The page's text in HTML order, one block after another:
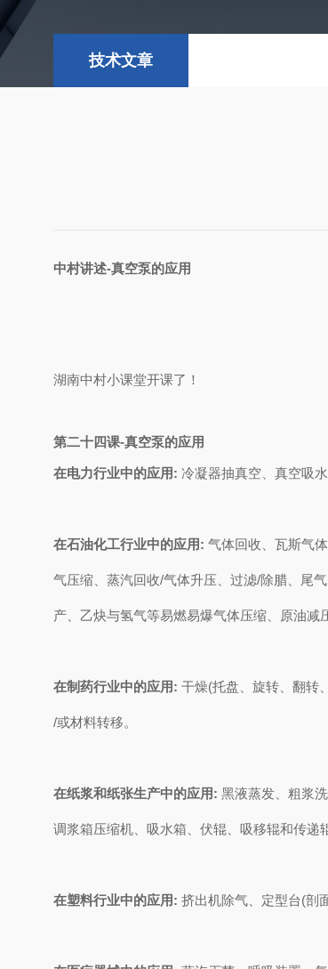
技术文章
中村讲述-真空泵的应用
湖南中村小课堂开课了！
第二十四课-真空泵的应用
在电力行业中的应用: 冷凝器抽真空、真空吸
在石油化工行业中的应用: 气体回收、瓦斯气
气压缩、蒸汽回收/气体升压、过滤/除腊、尾
产、乙炔与氢气等易燃易爆气体压缩、原油减
在制药行业中的应用: 干燥(托盘、旋转、翻转
/或材料转移。
在纸浆和纸张生产中的应用: 黑液蒸发、粗浆
调浆箱压缩机、吸水箱、伏辊、吸移辊和传递
在塑料行业中的应用: 挤出机除气、定型台(剖